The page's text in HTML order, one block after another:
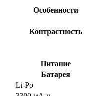
Особенности
Контрастность
Питание
Батарея
Li-Po